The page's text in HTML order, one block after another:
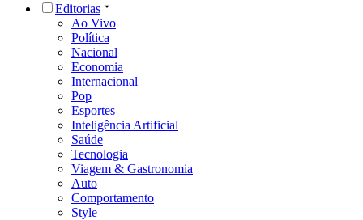
Editorias
Ao Vivo
Política
Nacional
Economia
Internacional
Pop
Esportes
Inteligência Artificial
Saúde
Tecnologia
Viagem & Gastronomia
Auto
Comportamento
Style